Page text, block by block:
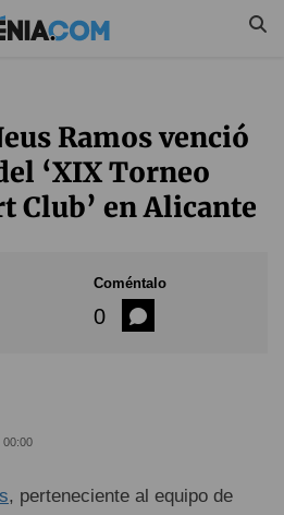
Ramos venció
‘XIX Torneo
Club’ en Alicante
Coméntalo
0
00:00
, perteneciente al equipo de